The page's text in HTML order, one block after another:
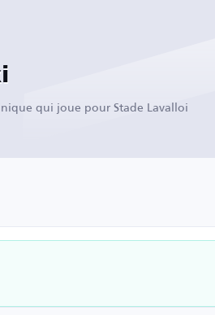
qui joue pour Stade Lavalloi